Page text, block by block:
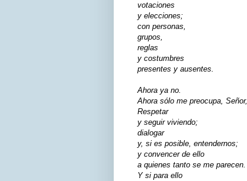
votaciones
y elecciones;
con personas,
grupos,
reglas
y costumbres
presentes y ausentes.
Ahora ya no.
Ahora sólo me preocupa, Señor,
Respetar
y seguir viviendo;
dialogar
y, si es posible, entendernos;
y convencer de ello
a quienes tanto se me parecen.
Y si para ello